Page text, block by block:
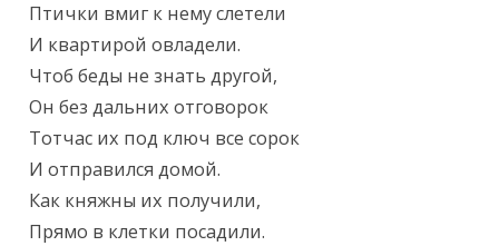
Птички вмиг к нему слетели
И квартирой овладели.
Чтоб беды не знать другой,
Он без дальних отговорок
Тотчас их под ключ все сорок
И отправился домой.
Как княжны их получили,
Прямо в клетки посадили.